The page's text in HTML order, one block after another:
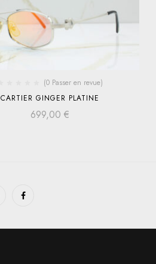
(0 Passer en revue)
CARTIER GINGER PLATINE
699,00 €